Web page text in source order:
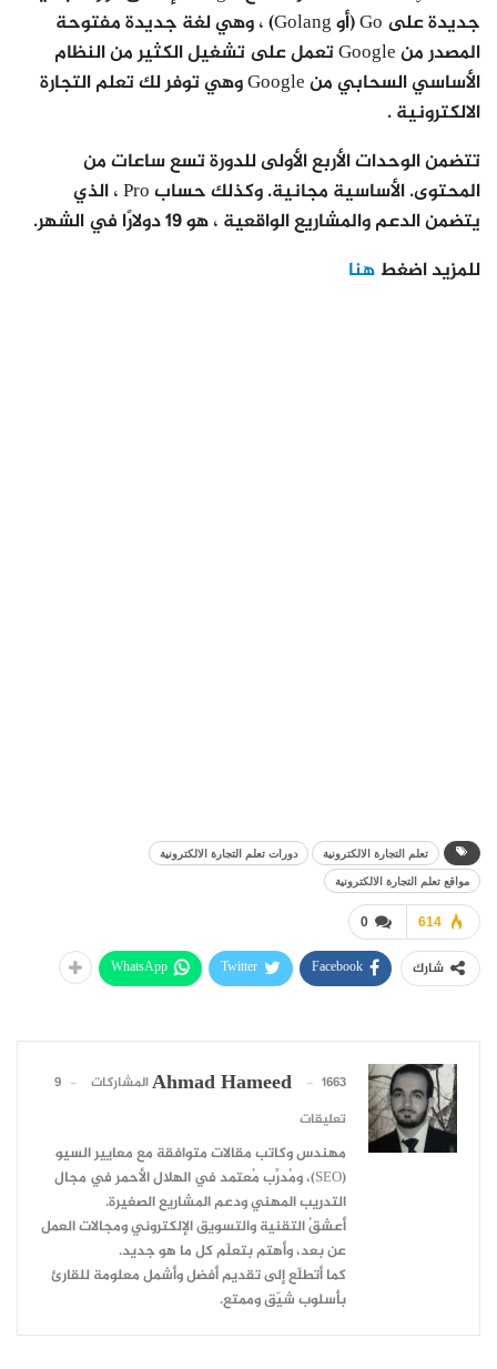
جديدة على Go (أو Golang) ، وهي لغة جديدة مفتوحة
المصدر من Google تعمل على تشغيل الكثير من النظام
الأساسي السحابي من Google وهي توفر لك تعلم التجارة
الالكترونية .
تتضمن الوحدات الأربع الأولى للدورة تسع ساعات من
المحتوى. الأساسية مجانية. وكذلك حساب Pro ، الذي
يتضمن الدعم والمشاريع الواقعية ، هو 19 دولارًا في الشهر.
للمزيد اضغط هنا
تعلم التجارة الالكترونية
دورات تعلم التجارة الالكترونية
مواقع تعلم التجارة الالكترونية
0 614
شارك Facebook
Twitter
WhatsApp
Ahmad Hameed 1663 المشاركات
9
تعليقات
مهندس وكاتب مقالات متوافقة مع معايير السيو
(SEO)، ومُدرِّب مُعتمد في الهلال الأحمر في مجال
التدريب المهني ودعم المشاريع الصغيرة.
أعشقُ التقنية والتسويق الإلكتروني ومجالات العمل
عن بعد، وأهتم بتعلّم كل ما هو جديد.
كما أتطلّع إلى تقديم أفضل وأشمل معلومة للقارئ
بأسلوب شيّق وممتع.